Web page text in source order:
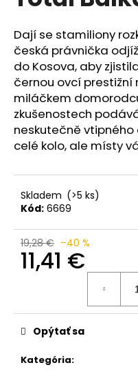
z
5
hviezdičiek.
Dají se stamiliony
česká právnička
do Kosova, aby
černou ovcí
miláčkem
zkušenostech
neskutečně
celé kolo, ale místy
Skladem (>5 ks)
Kód: 6669
19,28 € –40 %
11,41 €
Kategória:
Opýtať sa
j
s
ť
?
d
p
č
a
e